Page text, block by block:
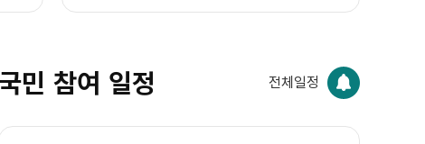
원
많
의 권리는 변경하지 않고, 공동체 활동이나 복지
분야에서만 제한적으로 활용할 것. 기대 효과 ㆍ이
회복 ㆍ사회적 돌봄 강화
민 참여 일정 전체일정